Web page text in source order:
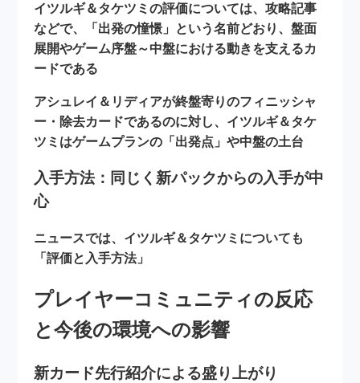
イツルギ＆タケツミの評価については、攻略記事
などで、
「出発の憧憬」という名前どおり、盤面
展開やゲーム序盤～中盤における動きを支えるカ
ードである
アシュレイ＆リディアが終盤寄りのフィニッシャ
ー・除去カードであるのに対し、イツルギ＆タケ
ツミはゲームプランの「出発点」や中盤の土台
入手方法：同じく新パックからの入手が中
心
ニュースでは、イツルギ＆タケツミについても
「評価と入手方法」
プレイヤーコミュニティの反応
と今後の環境への影響
新カード先行紹介による盛り上がり